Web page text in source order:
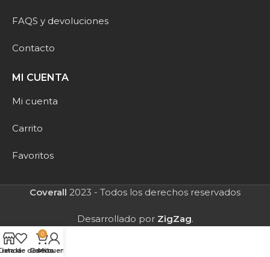
FAQS y devoluciones
Contacto
MI CUENTA
Mi cuenta
Carrito
Favoritos
Coverall 2023 - Todos los derechos reservados
Desarrollado por ZigZag.
de deseos
0
Carrito
Mi cuenta